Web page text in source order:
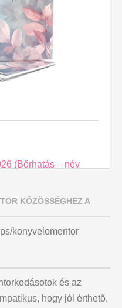
(Bőrhatás – név
KÖZÖSSÉGHEZ A
konyvelomentor
és az
hogy jól érthető,